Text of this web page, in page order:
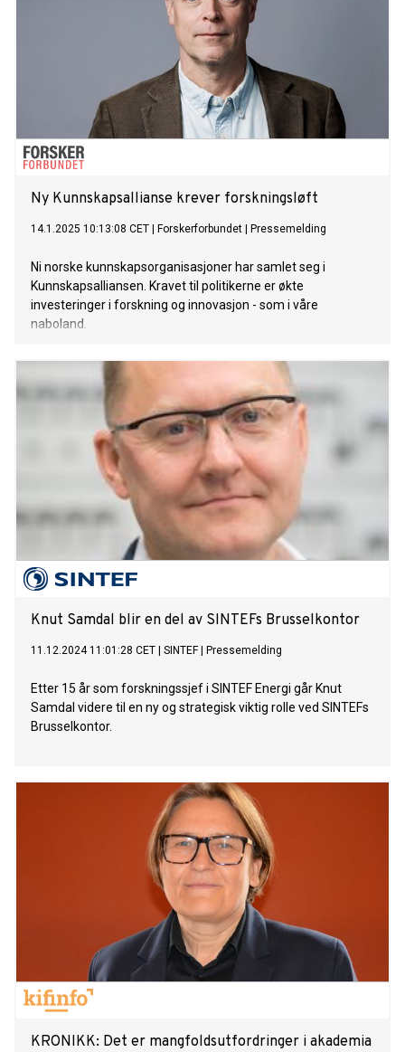
Ny Kunnskapsallianse krever forskningsløft
14.1.2025 10:13:08 CET Forskerforbundet Pressemelding
Ni norske kunnskapsorganisasjoner har samlet seg i
Kunnskapsalliansen. Kravet til politikerne er økte
investeringer i forskning og innovasjon - som i våre
naboland.
Knut Samdal blir en del av SINTEFs Brusselkontor
11.12.2024 11:01:28 CET SINTEF| Pressemelding
Etter 15 år som forskningssjef i SINTEF Energi går Knut
Samdal videre til en ny og strategisk viktig rolle ved SINTEFs
Brusselkontor.
KRONIKK: Det er mangfoldsutfordringer i akademia